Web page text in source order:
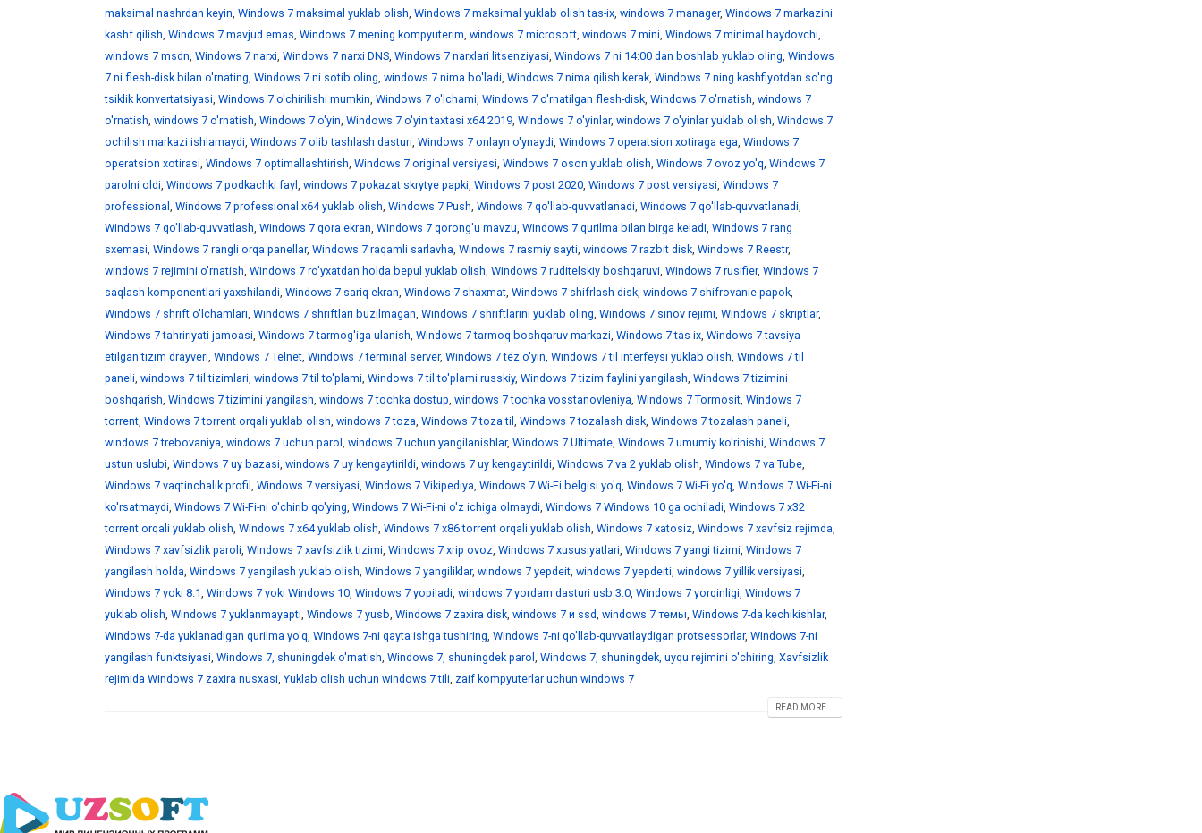
maksimal nashrdan keyin, Windows 7 maksimal yuklab olish, Windows 7 maksimal yuklab olish tas-ix, windows 7 manager, Windows 7 markazini
kashf qilish, Windows 7 mavjud emas, Windows 7 mening kompyuterim, windows 7 microsoft, windows 7 mini, Windows 7 minimal haydovchi,
windows 7 msdn, Windows 7 narxi, Windows 7 narxi DNS, Windows 7 narxlari litsenziyasi, Windows 7 ni 14:00 dan boshlab yuklab oling, Windows
7 ni flesh-disk bilan o'rnating, Windows 7 ni sotib oling, windows 7 nima bo'ladi, Windows 7 nima qilish kerak, Windows 7 ning kashfiyotdan so'ng
tsiklik konvertatsiyasi, Windows 7 o'chirilishi mumkin, Windows 7 o'lchami, Windows 7 o'rnatilgan flesh-disk, Windows 7 o'rnatish, windows 7
o'rnatish, windows 7 o'rnatish, Windows 7 o'yin, Windows 7 o'yin taxtasi x64 2019, Windows 7 o'yinlar, windows 7 o'yinlar yuklab olish, Windows 7
ochilish markazi ishlamaydi, Windows 7 olib tashlash dasturi, Windows 7 onlayn o'ynaydi, Windows 7 operatsion xotiraga ega, Windows 7
operatsion xotirasi, Windows 7 optimallashtirish, Windows 7 original versiyasi, Windows 7 oson yuklab olish, Windows 7 ovoz yo'q, Windows 7
parolni oldi, Windows 7 podkachki fayl , windows 7 pokazat skrytye papki, Windows 7 post 2020, Windows 7 post versiyasi, Windows 7
professional , Windows 7 professional x64 yuklab olish, Windows 7 Push, Windows 7 qo'llab-quvvatlanadi, Windows 7 qo'llab-quvvatlanadi,
Windows 7 qo'llab-quvvatlash, Windows 7 qora ekran, Windows 7 qorong'u mavzu, Windows 7 qurilma bilan birga keladi, Windows 7 rang
sxemasi, Windows 7 rangli orqa panellar, Windows 7 raqamli sarlavha, Windows 7 rasmiy sayti, windows 7 razbit disk, Windows 7 Reestr,
windows 7 rejimini o'rnatish, Windows 7 ro'yxatdan holda bepul yuklab olish, Windows 7 ruditelskiy boshqaruvi, Windows 7 rusifier, Windows 7
saqlash komponentlari yaxshilandi, Windows 7 sariq ekran, Windows 7 shaxmat, Windows 7 shifrlash disk, windows 7 shifrovanie papok,
Windows 7 shrift o'lchamlari, Windows 7 shriftlari buzilmagan, Windows 7 shriftlarini yuklab oling, Windows 7 sinov rejimi, Windows 7 skriptlar,
Windows 7 tahririyati jamoasi, Windows 7 tarmog'iga ulanish, Windows 7 tarmoq boshqaruv markazi, Windows 7 tas-ix, Windows 7 tavsiya
etilgan tizim drayveri, Windows 7 Telnet, Windows 7 terminal server, Windows 7 tez o'yin, Windows 7 til interfeysi yuklab olish, Windows 7 til
paneli, windows 7 til tizimlari, windows 7 til to'plami, Windows 7 til to'plami russkiy, Windows 7 tizim faylini yangilash, Windows 7 tizimini
boshqarish, Windows 7 tizimini yangilash, windows 7 tochka dostup, windows 7 tochka vosstanovleniya, Windows 7 Tormosit, Windows 7
torrent, Windows 7 torrent orqali yuklab olish, windows 7 toza, Windows 7 toza til , Windows 7 tozalash disk, Windows 7 tozalash paneli,
windows 7 trebovaniya, windows 7 uchun parol , windows 7 uchun yangilanishlar, Windows 7 Ultimate, Windows 7 umumiy ko'rinishi, Windows 7
ustun uslubi, Windows 7 uy bazasi, windows 7 uy kengaytirildi, windows 7 uy kengaytirildi, Windows 7 va 2 yuklab olish, Windows 7 va Tube,
Windows 7 vaqtinchalik profil , Windows 7 versiyasi, Windows 7 Vikipediya, Windows 7 Wi-Fi belgisi yo'q, Windows 7 Wi-Fi yo'q, Windows 7 Wi-Fi-ni
ko'rsatmaydi, Windows 7 Wi-Fi-ni o'chirib qo'ying, Windows 7 Wi-Fi-ni o'z ichiga olmaydi, Windows 7 Windows 10 ga ochiladi, Windows 7 x32
torrent orqali yuklab olish, Windows 7 x64 yuklab olish, Windows 7 x86 torrent orqali yuklab olish, Windows 7 xatosiz, Windows 7 xavfsiz rejimda,
Windows 7 xavfsizlik paroli, Windows 7 xavfsizlik tizimi, Windows 7 xrip ovoz, Windows 7 xususiyatlari, Windows 7 yangi tizimi, Windows 7
yangilash holda, Windows 7 yangilash yuklab olish, Windows 7 yangiliklar, windows 7 yepdeit, windows 7 yepdeiti, windows 7 yillik versiyasi,
Windows 7 yoki 8.1, Windows 7 yoki Windows 10, Windows 7 yopiladi, windows 7 yordam dasturi usb 3.0, Windows 7 yorqinligi, Windows 7
yuklab olish, Windows 7 yuklanmayapti, Windows 7 yusb, Windows 7 zaxira disk, windows 7 и ssd, windows 7 темы, Windows 7-da kechikishlar,
Windows 7-da yuklanadigan qurilma yo'q, Windows 7-ni qayta ishga tushiring, Windows 7-ni qo'llab-quvvatlaydigan protsessorlar, Windows 7-ni
yangilash funktsiyasi, Windows 7, shuningdek o'rnatish, Windows 7, shuningdek parol , Windows 7, shuningdek, uyqu rejimini o'chiring, Xavfsizlik
rejimida Windows 7 zaxira nusxasi, Yuklab olish uchun windows 7 tili, zaif kompyuterlar uchun windows 7
READ MORE...